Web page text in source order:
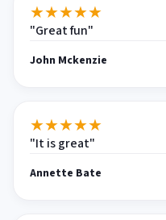
★★★★★
"Great fun"
John Mckenzie
★★★★★
"It is great"
Annette Bate